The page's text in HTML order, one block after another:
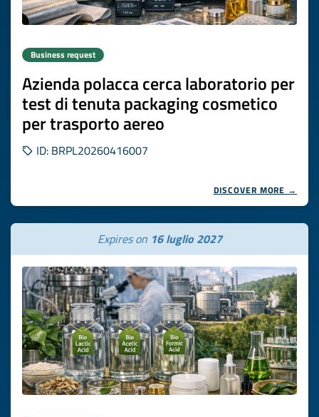
Business request
Azienda polacca cerca laboratorio per
test di tenuta packaging cosmetico
per trasporto aereo
ID: BRPL20260416007
DISCOVER MORE →
Expires on 16 luglio 2027